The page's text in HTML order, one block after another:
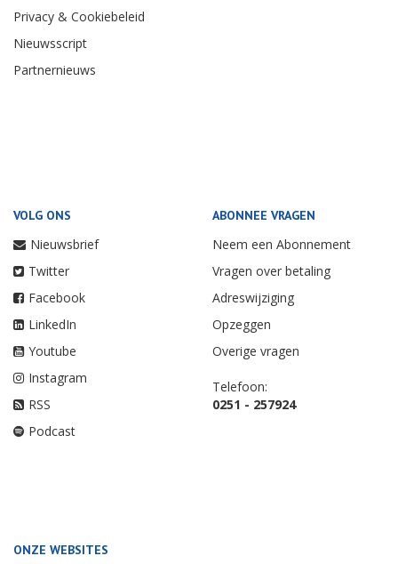
Privacy & Cookiebeleid
Nieuwsscript
Partnernieuws
VOLG ONS
Nieuwsbrief
Twitter
Facebook
LinkedIn
Youtube
Instagram
RSS
Podcast
ABONNEE VRAGEN
Neem een Abonnement
Vragen over betaling
Adreswijziging
Opzeggen
Overige vragen
Telefoon:
0251 - 257924
ONZE WEBSITES